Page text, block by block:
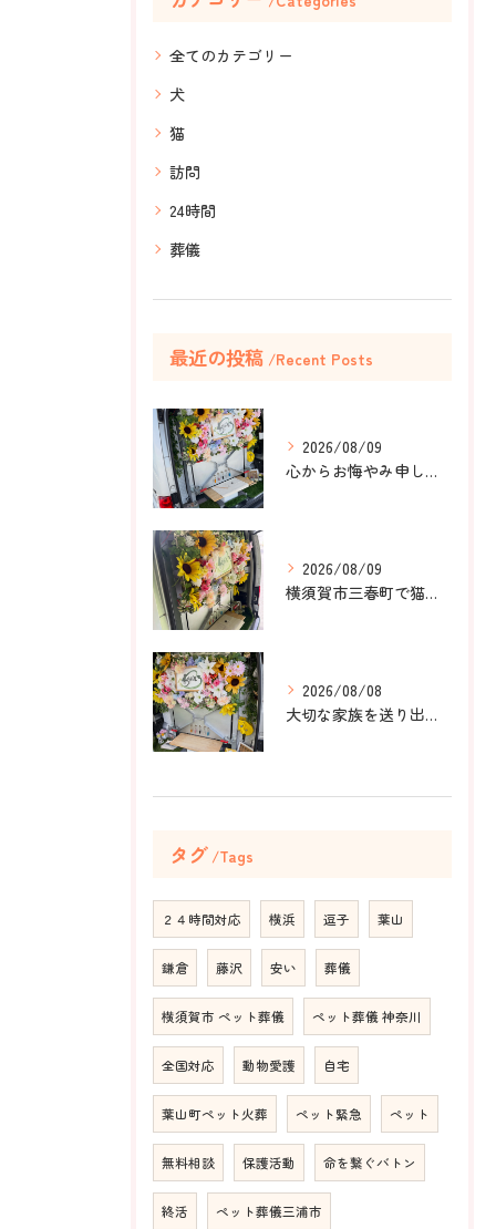
全てのカテゴリー
犬
猫
訪問
24時間
葬儀
最近の投稿 Recent Posts
2026/08/09
心からお悔やみ申し上げます。
2026/08/09
横須賀市三春町で猫ちゃんのペット葬儀、ペット火葬をお手伝いさ...
2026/08/08
大切な家族を送り出すお手伝いをしました。
タグ Tags
２４時間対応 横浜 逗子 葉山
鎌倉 藤沢 安い 葬儀
横須賀市 ペット葬儀 ペット葬儀 神奈川
全国対応 動物愛護 自宅
葉山町ペット火葬 ペット緊急 ペット
無料相談 保護活動 命を繋ぐバトン
終活 ペット葬儀三浦市